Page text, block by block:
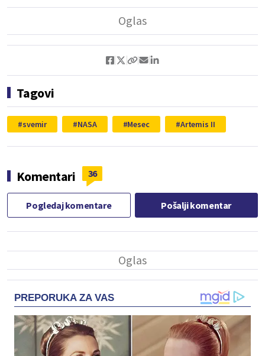
Tagovi
svemir NASA Mesec Artemis II
Komentari 36
Pogledaj komentare Pošalji komentar
PREPORUKA ZA VAS